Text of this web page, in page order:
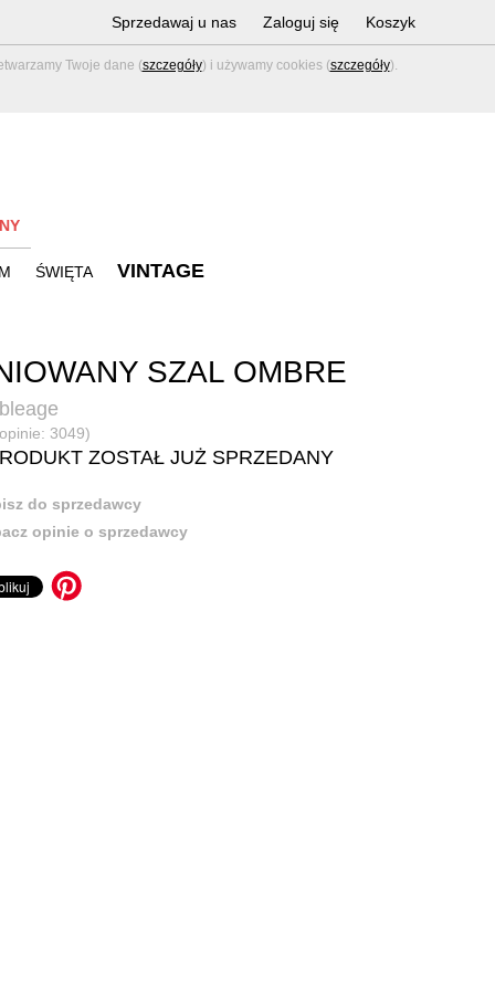
Twoje dane (szczegóły) i używamy cookies (szczegóły).
Sprzedawaj u nas Zaloguj się Koszyk
ŚWIĘTA VINTAGE
SZAL OMBRE
3049)
ZOSTAŁ JUŻ SPRZEDANY
do sprzedawcy
opinie o sprzedawcy